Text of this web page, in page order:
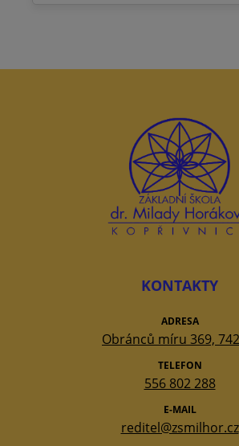
KONTAKTY
ADRESA
Obránců míru 369,
TELEFON
556 802 288
E-MAIL
reditel@zsmilhor.cz